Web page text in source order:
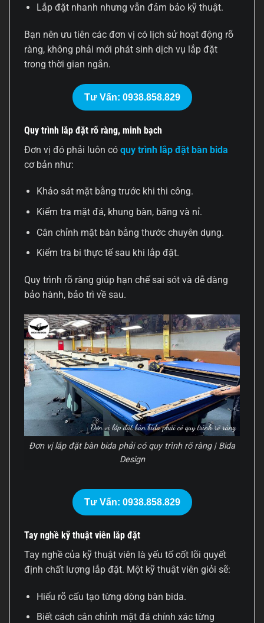
Lắp đặt nhanh nhưng vẫn đảm bảo kỹ thuật.
Bạn nên ưu tiên các đơn vị có lịch sử hoạt động rõ
ràng, không phải mới phát sinh dịch vụ lắp đặt
trong thời gian ngắn.
Tư Vấn: 0938.858.829
Quy trình lắp đặt rõ ràng, minh bạch
Đơn vị đó phải luôn có quy trình lắp đặt bàn bida
cơ bản như:
Khảo sát mặt bằng trước khi thi công.
Kiểm tra mặt đá, khung bàn, băng và nỉ.
Cân chỉnh mặt bàn bằng thước chuyên dụng.
Kiểm tra bi thực tế sau khi lắp đặt.
Quy trình rõ ràng giúp hạn chế sai sót và dễ dàng
bảo hành, bảo trì về sau.
Đơn vị lắp đặt bàn bida phải có quy trình rõ ràng | Bida
Design
Tư Vấn: 0938.858.829
Tay nghề kỹ thuật viên lắp đặt
Tay nghề của kỹ thuật viên là yếu tố cốt lõi quyết
định chất lượng lắp đặt. Một kỹ thuật viên giỏi sẽ:
Hiểu rõ cấu tạo từng dòng bàn bida.
Biết cách cân chỉnh mặt đá chính xác từng